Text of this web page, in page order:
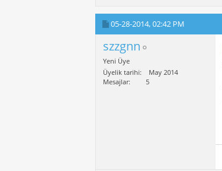
05-28-2014,02:42 PM
szzgnn
Yeni Üye
Üyelik tarihi
May 2014
Mesajlar
5